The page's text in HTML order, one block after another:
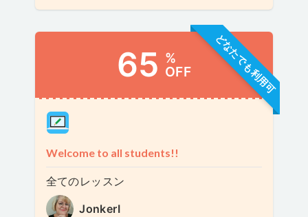
どなたでも利用可
65 %
OFF
Welcome to all students!!
全てのレッスン
JonkerI